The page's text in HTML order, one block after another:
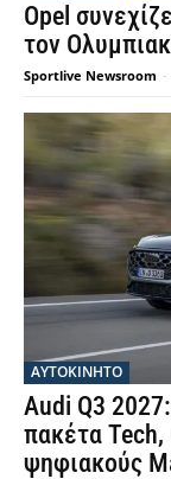
Opel
τον
Sportlive Newsroom -
ΑΥΤΟΚΙΝΗΤΟ
Audi Q3
πακέτα Tech,
ψηφιακούς